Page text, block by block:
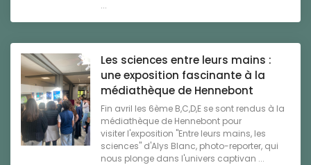
...
Les sciences entre leurs mains :
une exposition fascinante à la
médiathèque de Hennebont
Fin avril les 6ème B,C,D,E se sont rendus à la
médiathèque de Hennebont pour
visiter l'exposition "Entre leurs mains, les
sciences" d'Alys Blanc, photo-reporter, qui
nous plonge dans l'univers captivan ...